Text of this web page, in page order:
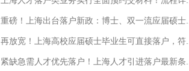
重磅！上海出台落户新政：博士、双一流应届硕士...
再放宽！上海高校应届硕士毕业生可直接落户，符...
紧缺急需人才优先落户！上海人才引进落户最新条...